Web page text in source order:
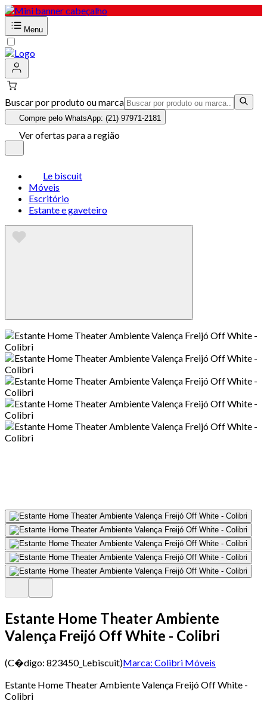
Menu
Buscar por produto ou marca
Compre pelo WhatsApp: (21) 97971-2181
Ver ofertas para a região
Le biscuit
Móveis
Escritório
Estante e gaveteiro
Estante Home Theater Ambiente
Valença Freijó Off White - Colibri
(C�digo: 823450_Lebiscuit)Marca: Colibri Móveis
Estante Home Theater Ambiente Valença Freijó Off White -
Colibri